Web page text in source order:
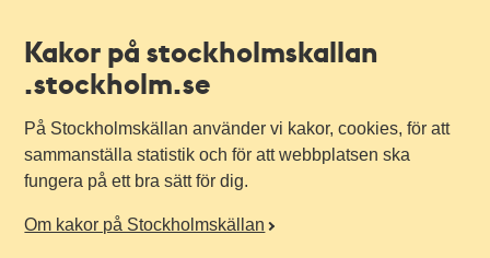
Kakor på stockholmskallan
.stockholm.se
På Stockholmskällan använder vi kakor, cookies, för att
sammanställa statistik och för att webbplatsen ska
fungera på ett bra sätt för dig.
Om kakor på Stockholmskällan